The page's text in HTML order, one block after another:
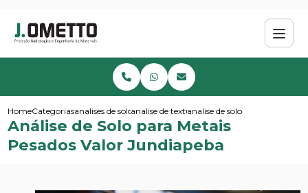
HomeCategoriasanalises de solos e sedimentos
analise de textura do soloanalise de solo para metais
Análise de Solo para Metais
Pesados Valor Jundiapeba